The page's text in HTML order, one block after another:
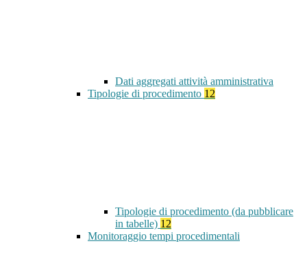
Dati aggregati attività amministrativa
Tipologie di procedimento 12
Tipologie di procedimento (da pubblicare
in tabelle) 12
Monitoraggio tempi procedimentali